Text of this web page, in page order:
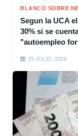
BLANCO SOBRE
Segun la UCA
30% si se
"autoempleo
15 JULIO, 2026